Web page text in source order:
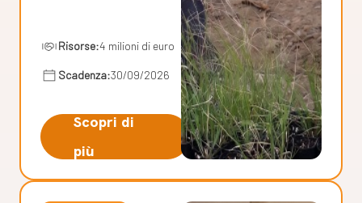
Risorse:4 milioni di euro
Scadenza:30/09/2026
Scopri di
più